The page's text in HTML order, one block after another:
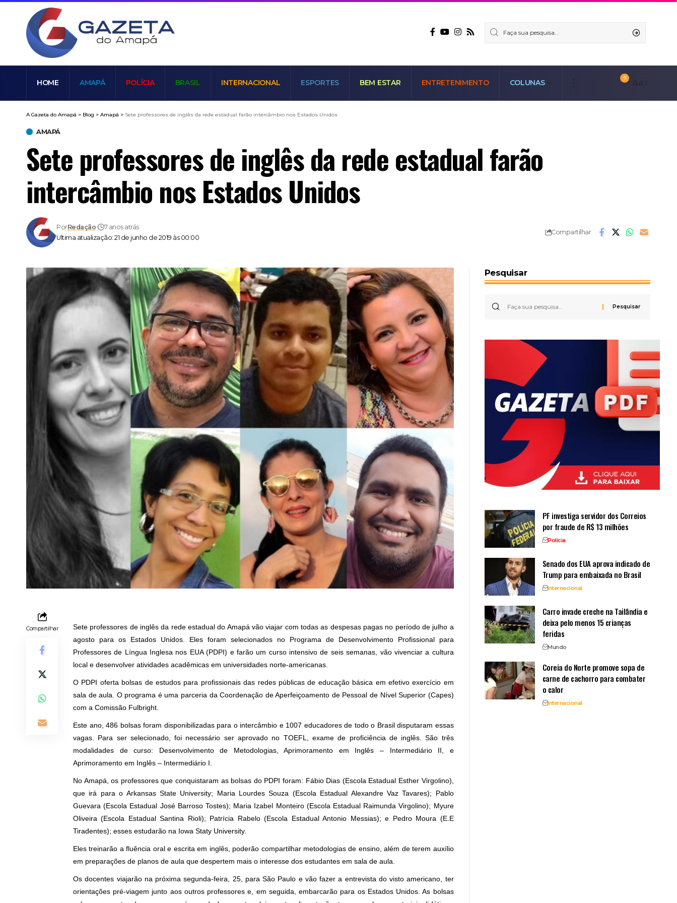
HOME AMAPÁ POLÍCIA BRASIL INTERNACIONAL ESPORTES BEM ESTAR ENTRETENIMENTO COLUNAS
9 Aa
A Gazeta do Amapá > Blog > Amapá > Sete professores de inglês da rede estadual farão intercâmbio nos Estados Unidos
AMAPÁ
Sete professores de inglês da rede estadual farão
intercâmbio nos Estados Unidos
Ultima atualização: 21 de junho de 2019 às 00:00
PorRedação 7 anos atrás
Compartilhar
Compartilhar
Sete professores de inglês da rede estadual do Amapá vão viajar com todas as despesas pagas no período de julho a
agosto para os Estados Unidos. Eles foram selecionados no Programa de Desenvolvimento Profissional para
Professores de Língua Inglesa nos EUA (PDPI) e farão um curso intensivo de seis semanas, vão vivenciar a cultura
local e desenvolver atividades acadêmicas em universidades norte-americanas.
O PDPI oferta bolsas de estudos para profissionais das redes públicas de educação básica em efetivo exercício em
sala de aula. O programa é uma parceria da Coordenação de Aperfeiçoamento de Pessoal de Nível Superior (Capes)
com a Comissão Fulbright.
Este ano, 486 bolsas foram disponibilizadas para o intercâmbio e 1007 educadores de todo o Brasil disputaram essas
vagas. Para ser selecionado, foi necessário ser aprovado no TOEFL, exame de proficiência de inglês. São três
modalidades de curso: Desenvolvimento de Metodologias, Aprimoramento em Inglês – Intermediário II, e
Aprimoramento em Inglês – Intermediário I.
No Amapá, os professores que conquistaram as bolsas do PDPI foram: Fábio Dias (Escola Estadual Esther Virgolino),
que irá para o Arkansas State University; Maria Lourdes Souza (Escola Estadual Alexandre Vaz Tavares); Pablo
Guevara (Escola Estadual José Barroso Tostes); Maria Izabel Monteiro (Escola Estadual Raimunda Virgolino); Myure
Oliveira (Escola Estadual Santina Rioli); Patrícia Rabelo (Escola Estadual Antonio Messias); e Pedro Moura (E.E
Tiradentes); esses estudarão na Iowa Staty University.
Eles treinarão a fluência oral e escrita em inglês, poderão compartilhar metodologias de ensino, além de terem auxílio
em preparações de planos de aula que despertem mais o interesse dos estudantes em sala de aula.
Os docentes viajarão na próxima segunda-feira, 25, para São Paulo e vão fazer a entrevista do visto americano, ter
orientações pré-viagem junto aos outros professores e, em seguida, embarcarão para os Estados Unidos. As bolsas
Pesquisar
PF investiga servidor dos Correios
por fraude de R$ 13 milhões
Polícia
Senado dos EUA aprova indicado de
Trump para embaixada no Brasil
Internacional
Carro invade creche na Tailândia e
deixa pelo menos 15 crianças
feridas
Mundo
Coreia do Norte promove sopa de
carne de cachorro para combater
o calor
Internacional